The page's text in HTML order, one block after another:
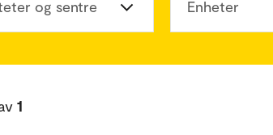
og sentre Enheter
1